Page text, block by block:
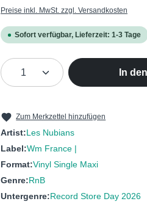
Preise inkl. MwSt. zzgl. Versandkosten
Sofort verfügbar, Lieferzeit: 1-3 Tage
Produkt Anzahl: Gib
In
Zum Merkzettel hinzufügen
Artist:Les Nubians
Label:Wm France |
Format:Vinyl Single Maxi
Genre:RnB
Untergenre:Record Store Day 2026